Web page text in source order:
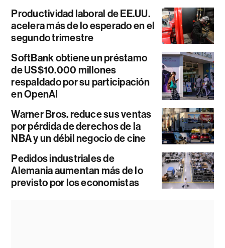
Productividad laboral de EE.UU.
acelera más de lo esperado en el
segundo trimestre
SoftBank obtiene un préstamo
de US$10.000 millones
respaldado por su participación
en OpenAI
Warner Bros. reduce sus ventas
por pérdida de derechos de la
NBA y un débil negocio de cine
Pedidos industriales de
Alemania aumentan más de lo
previsto por los economistas